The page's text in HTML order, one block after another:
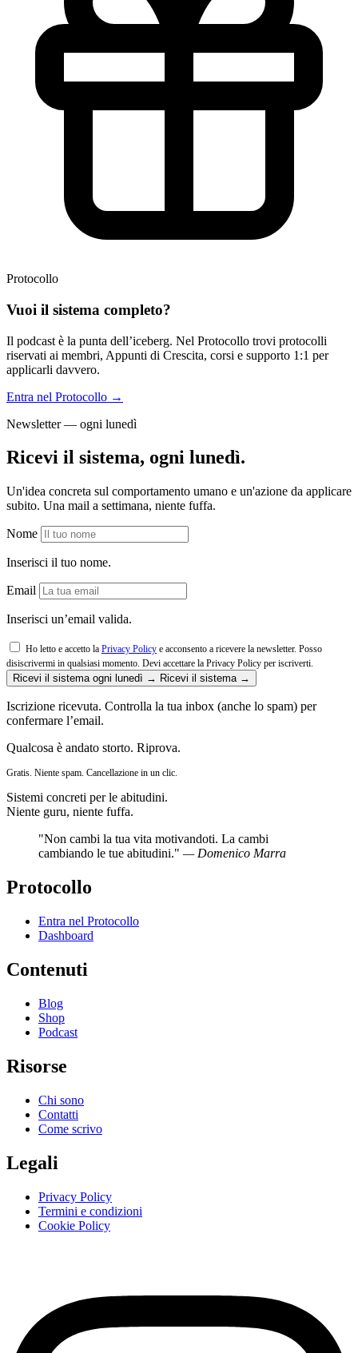
Protocollo
Vuoi il sistema completo?
Il podcast è la punta dell’iceberg. Nel Protocollo trovi protocolli
riservati ai membri, Appunti di Crescita, corsi e supporto 1:1 per
applicarli davvero.
Entra nel Protocollo →
Newsletter — ogni lunedì
Ricevi il sistema, ogni lunedì.
Un'idea concreta sul comportamento umano e un'azione da applicare
subito. Una mail a settimana, niente fuffa.
Nome
Inserisci il tuo nome.
Email
Inserisci un’email valida.
Ho letto e accetto la Privacy Policy e acconsento a ricevere la newsletter. Posso
disiscrivermi in qualsiasi momento.
Devi accettare la Privacy Policy per iscriverti.
Ricevi il sistema ogni lunedì → Ricevi il sistema →
Iscrizione ricevuta. Controlla la tua inbox (anche lo spam) per
confermare l’email.
Qualcosa è andato storto. Riprova.
Gratis. Niente spam. Cancellazione in un clic.
Sistemi concreti per le abitudini.
Niente guru, niente fuffa.
"Non cambi la tua vita motivandoti. La cambi
cambiando le tue abitudini." — Domenico Marra
Protocollo
Entra nel Protocollo
Dashboard
Contenuti
Blog
Shop
Podcast
Risorse
Chi sono
Contatti
Come scrivo
Legali
Privacy Policy
Termini e condizioni
Cookie Policy